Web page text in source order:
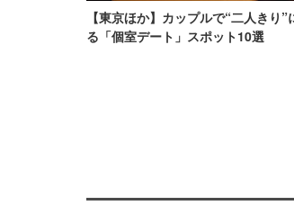
【東京ほか】カップルで“二人きり”
る「個室デート」スポット10選